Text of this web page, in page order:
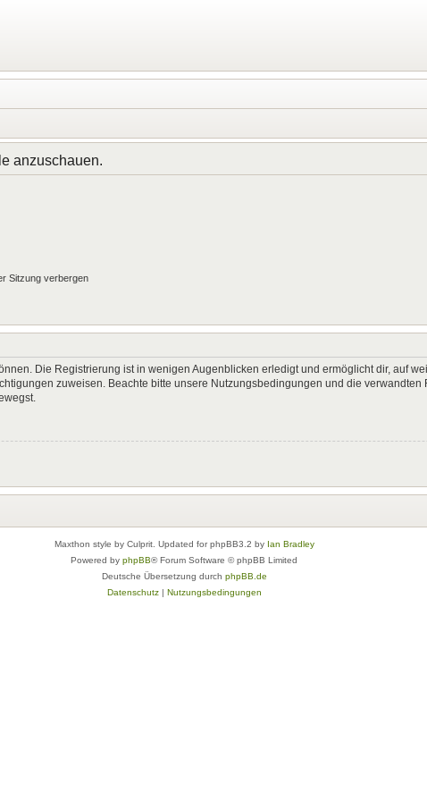
anzuschauen.
Sitzung verbergen
Die Registrierung ist in wenigen Augenblicken erledigt und ermöglicht dir, auf
zuweisen. Beachte bitte unsere Nutzungsbedingungen und die
Maxthon style by Culprit. Updated for phpBB3.2 by Ian Bradley
Powered by phpBB® Forum Software © phpBB Limited
Deutsche Übersetzung durch phpBB.de
Datenschutz| Nutzungsbedingungen